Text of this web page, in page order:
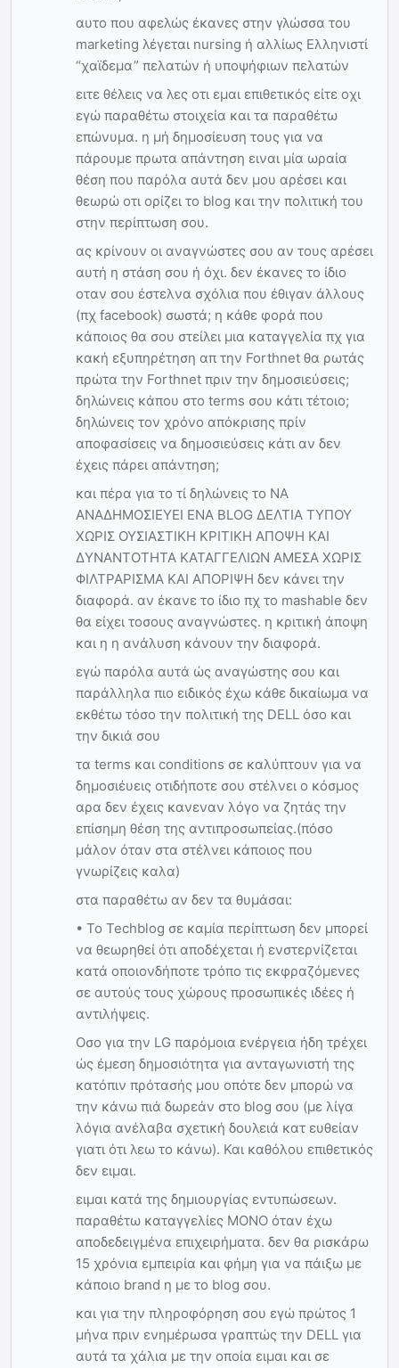
αυτο που αφελώς έκανες στην γλώσσα του
marketing λέγεται nursing ή αλλίως Ελληνιστί
“χαϊδεμα” πελατών ή υποψήφιων πελατών
ειτε θέλεις να λες οτι εμαι επιθετικός είτε οχι
εγώ παραθέτω στοιχεία και τα παραθέτω
επώνυμα. η μή δημοσίευση τους για να
πάρουμε πρωτα απάντηση ειναι μία ωραία
θέση που παρόλα αυτά δεν μου αρέσει και
θεωρώ οτι ορίζει το blog και την πολιτική του
στην περίπτωση σου.
ας κρίνουν οι αναγνώστες σου αν τους αρέσει
αυτή η στάση σου ή όχι. δεν έκανες το ίδιο
οταν σου έστελνα σχόλια που έθιγαν άλλους
(πχ facebook) σωστά; η κάθε φορά που
κάποιος θα σου στείλει μια καταγγελία πχ για
κακή εξυπηρέτηση απ την Forthnet θα ρωτάς
πρώτα την Forthnet πριν την δημοσιεύσεις;
δηλώνεις κάπου στο terms σου κάτι τέτοιο;
δηλώνεις τον χρόνο απόκρισης πρίν
αποφασίσεις να δημοσιεύσεις κάτι αν δεν
έχεις πάρει απάντηση;
και πέρα για το τί δηλώνεις το ΝΑ
ΑΝΑΔΗΜΟΣΙΕΥΕΙ ΕΝΑ BLOG ΔΕΛΤΙΑ ΤΥΠΟΥ
ΧΩΡΙΣ ΟΥΣΙΑΣΤΙΚΗ ΚΡΙΤΙΚΗ ΑΠΟΨΗ ΚΑΙ
ΔΥΝΑΝΤΟΤΗΤΑ ΚΑΤΑΓΓΕΛΙΩΝ ΑΜΕΣΑ ΧΩΡΙΣ
ΦΙΛΤΡΑΡΙΣΜΑ ΚΑΙ ΑΠΟΡΙΨΗ δεν κάνει την
διαφορά. αν έκανε το ίδιο πχ το mashable δεν
θα είχει τοσους αναγνώστες. η κριτική άποψη
και η η ανάλυση κάνουν την διαφορά.
εγώ παρόλα αυτά ώς αναγώστης σου και
παράλληλα πιο ειδικός έχω κάθε δικαίωμα να
εκθέτω τόσο την πολιτική της DELL όσο και
την δικιά σου
τα terms και conditions σε καλύπτουν για να
δημοσιέυεις οτιδήποτε σου στέλνει ο κόσμος
αρα δεν έχεις κανεναν λόγο να ζητάς την
επίσημη θέση της αντιπροσωπείας.(πόσο
μάλον όταν στα στέλνει κάποιος που
γνωρίζεις καλα)
στα παραθέτω αν δεν τα θυμάσαι:
• Το Techblog σε καμία περίπτωση δεν μπορεί
να θεωρηθεί ότι αποδέχεται ή ενστερνίζεται
κατά οποιονδήποτε τρόπο τις εκφραζόμενες
σε αυτούς τους χώρους προσωπικές ιδέες ή
αντιλήψεις.
Οσο για την LG παρόμοια ενέργεια ήδη τρέχει
ώς έμεση δημοσιότητα για ανταγωνιστή της
κατόπιν πρότασής μου οπότε δεν μπορώ να
την κάνω πιά δωρεάν στο blog σου (με λίγα
λόγια ανέλαβα σχετική δουλειά κατ ευθείαν
γιατι ότι λεω το κάνω). Και καθόλου επιθετικός
δεν ειμαι.
ειμαι κατά της δημιουργίας εντυπώσεων.
παραθέτω καταγγελίες ΜΟΝΟ όταν έχω
αποδεδειγμένα επιχειρήματα. δεν θα ρισκάρω
15 χρόνια εμπειρία και φήμη για να πάιξω με
κάποιο brand η με το blog σου.
και για την πληροφόρηση σου εγώ πρώτος 1
μήνα πριν ενημέρωσα γραπτώς την DELL για
αυτά τα χάλια με την οποία ειμαι και σε